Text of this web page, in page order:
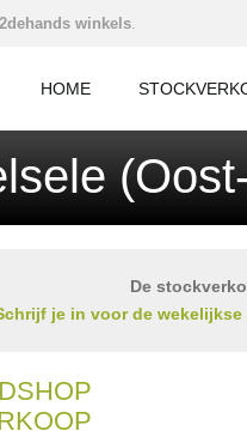
2dehands winkels.
HOME
De
je in voor de